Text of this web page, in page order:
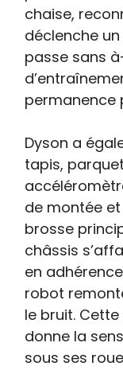
chaise,
déclenche
passe sans
permanence
Dyson a
tapis,
de montée
brosse
châssis
en
robot
le bruit.
donne la
sous ses